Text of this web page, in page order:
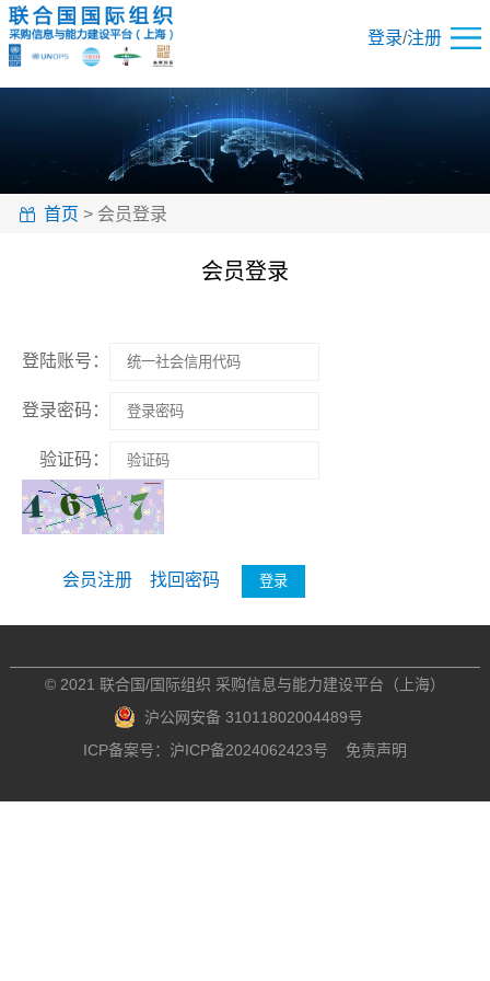
登录/注册
首页 > 会员登录
会员登录
登陆账号：
登录密码：
验证码：
会员注册 找回密码
© 2021 联合国/国际组织 采购信息与能力建设平台（上海）
沪公网安备 31011802004489号
ICP备案号：沪ICP备2024062423号
免责声明